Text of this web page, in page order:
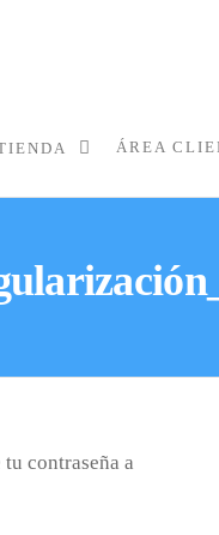
ÁREA
contraseña a